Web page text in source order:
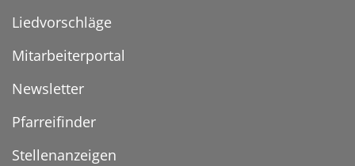
Liedvorschläge
Mitarbeiterportal
Newsletter
Pfarreifinder
Stellenanzeigen